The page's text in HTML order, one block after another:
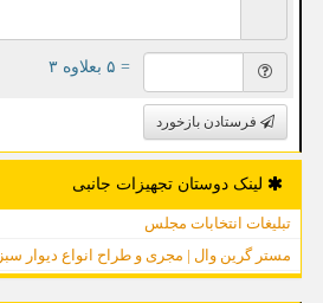
= ۵ بعلاوه ۳
فرستادن بازخورد
لینک دوستان تجهیزات جانبی
تبلیغات انتخابات مجلس
مستر گرین وال | مجری و طراح انواع دیوار سبز